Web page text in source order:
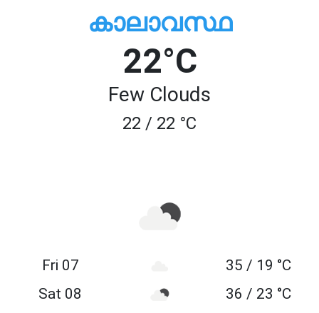
കാലാവസ്ഥ
22°C
Few Clouds
22 / 22 °C
Fri 07
35 / 19 °C
Sat 08
36 / 23 °C